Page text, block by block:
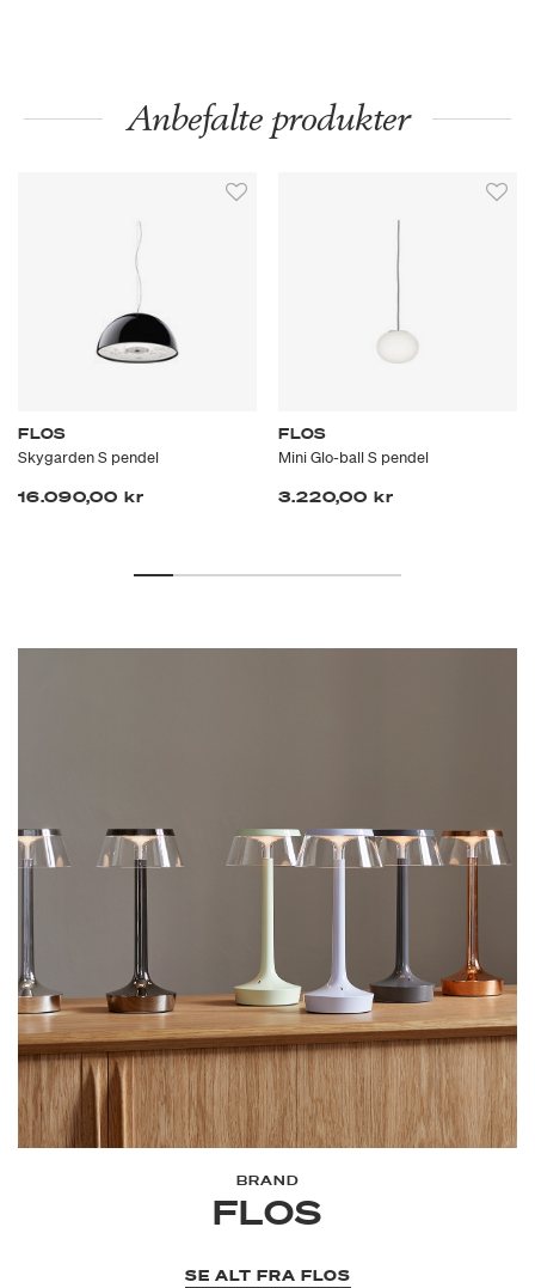
Anbefalte produkter
FLOS
Skygarden S pendel
16.090,00 kr
FLOS
Mini Glo-ball S pendel
3.220,00 kr
BRAND
FLOS
SE ALT FRA FLOS